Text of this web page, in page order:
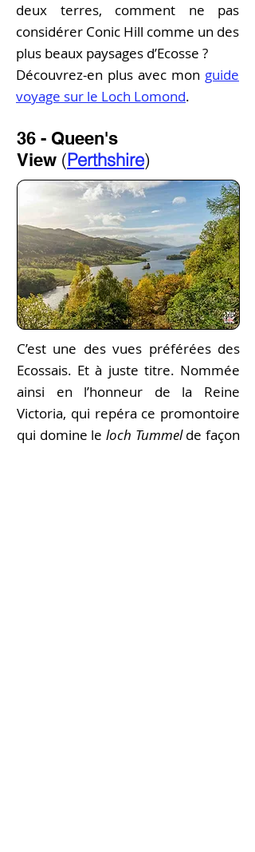
deux terres, comment ne pas
considérer Conic Hill comme un des
plus beaux paysages d’Ecosse ?
Découvrez-en plus avec mon guide
voyage sur le Loch Lomond.
36 - Queen's
View (Perthshire)
C’est une des vues préférées des
Ecossais. Et à juste titre. Nommée
ainsi en l’honneur de la Reine
Victoria, qui repéra ce promontoire
qui domine le loch Tummelde façon